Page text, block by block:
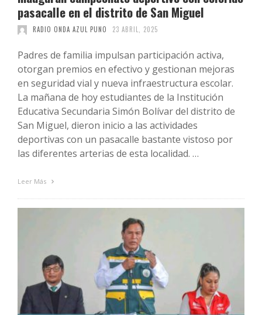
pasacalle en el distrito de San Miguel
RADIO ONDA AZUL PUNO 23 ABRIL, 2025
Padres de familia impulsan participación activa,
otorgan premios en efectivo y gestionan mejoras
en seguridad vial y nueva infraestructura escolar.
La mañana de hoy estudiantes de la Institución
Educativa Secundaria Simón Bolívar del distrito de
San Miguel, dieron inicio a las actividades
deportivas con un pasacalle bastante vistoso por
las diferentes arterias de esta localidad. …
Leer Más